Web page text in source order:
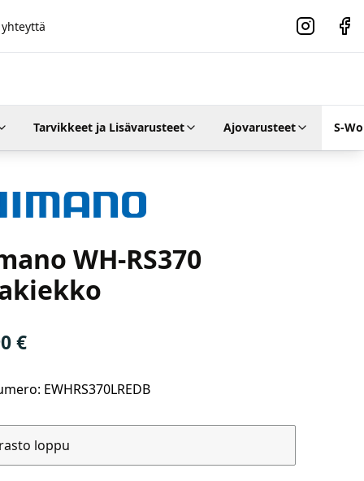
Instagram
Tarvikkeet ja Lisävarusteet Ajovarusteet S-
WH-RS370
€
EWHRS370LREDB
loppu